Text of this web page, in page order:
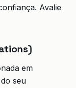
Avalie
em
seu